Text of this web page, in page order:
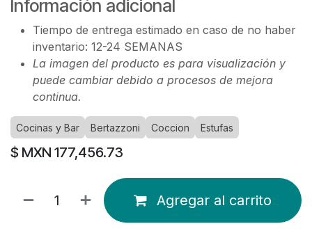
Información adicional
Tiempo de entrega estimado en caso de no haber
inventario: 12-24 SEMANAS
La imagen del producto es para visualización y
puede cambiar debido a procesos de mejora
continua.
Cocinas y Bar Bertazzoni Coccion Estufas
$ MXN 177,456.73
Agregar al carrito